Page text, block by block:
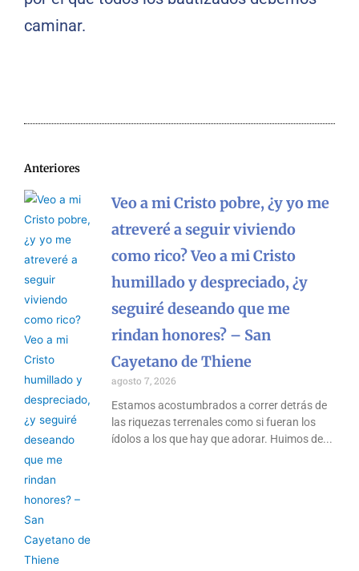
caminar.
Anteriores
Veo a mi Cristo pobre, ¿y yo me
atreveré a seguir viviendo
como rico? Veo a mi Cristo
humillado y despreciado, ¿y
seguiré deseando que me
rindan honores? – San
Cayetano de Thiene
agosto 7, 2026
Estamos acostumbrados a correr detrás de
las riquezas terrenales como si fueran los
ídolos a los que hay que adorar. Huimos de